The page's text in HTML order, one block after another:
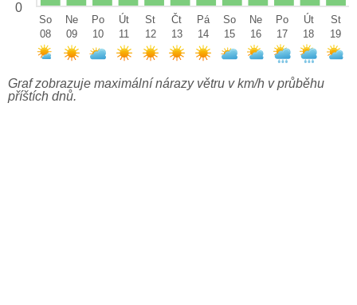
0
So
08
Ne
09
Po
10
Út
11
St
12
Čt
13
Pá
14
So
15
Ne
16
Po
17
Út
18
St
19
Graf zobrazuje maximální nárazy větru v km/h v průběhu
příštích dnů.